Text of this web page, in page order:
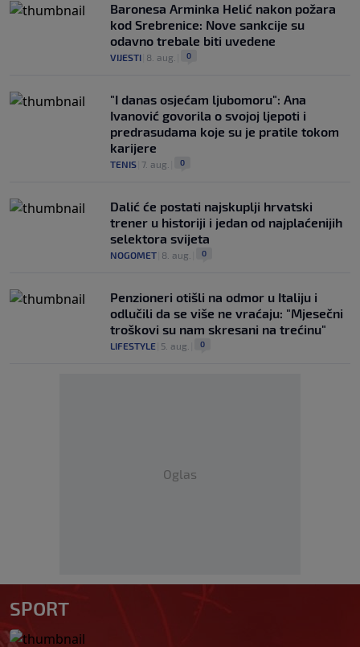
Baronesa Arminka Helić nakon požara
kod Srebrenice: Nove sankcije su
odavno trebale biti uvedene
VIJESTI 8. aug. 0
"I danas osjećam ljubomoru": Ana
Ivanović govorila o svojoj ljepoti i
predrasudama koje su je pratile tokom
karijere
TENIS 7. aug. 0
Dalić će postati najskuplji hrvatski
trener u historiji i jedan od najplaćenijih
selektora svijeta
NOGOMET 8. aug. 0
Penzioneri otišli na odmor u Italiju i
odlučili da se više ne vraćaju: "Mjesečni
troškovi su nam skresani na trećinu"
LIFESTYLE 5. aug. 0
Oglas
SPORT